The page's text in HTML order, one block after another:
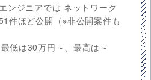
ンジニアでは ネットワーク
件ほど公開（※非公開案件も
低は30万円～、最高は～